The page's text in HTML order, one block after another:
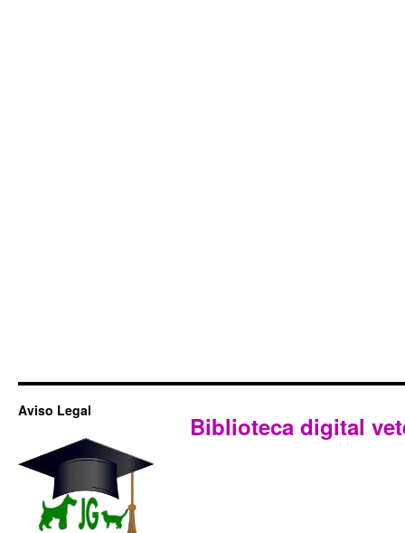
Aviso Legal
Biblioteca digital